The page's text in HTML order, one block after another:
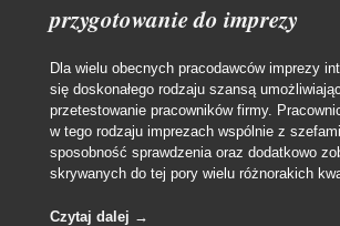
przygotowanie do imprezy
Dla wielu obecnych pracodawców imprezy
się doskonałego rodzaju szansą
przetestowanie pracowników firmy.
w tego rodzaju imprezach wspólnie z
sposobność sprawdzenia oraz dodatkowo
skrywanych do tej pory wielu różnorakich
Czytaj dalej →